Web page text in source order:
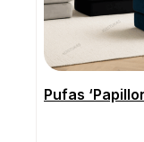
Pufas